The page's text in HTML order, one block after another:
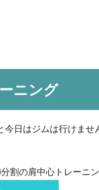
ニング
今日はジムは行けま
割の肩中心トレーニン